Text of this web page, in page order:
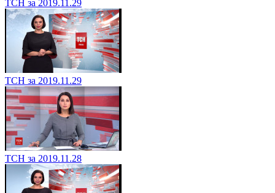
ТСН за 2019.11.29
ТСН за 2019.11.29
ТСН за 2019.11.28